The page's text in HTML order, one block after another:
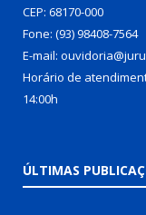
CEP: 68170-000
Fone: (93) 98408-7564
E-mail:
Horário de
14:00h
ÚLTIMAS